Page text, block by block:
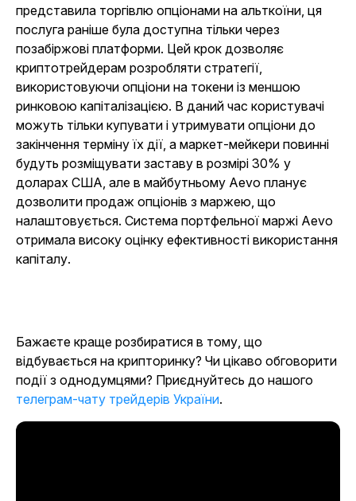
представила торгівлю опціонами на альткоїни, ця
послуга раніше була доступна тільки через
позабіржові платформи. Цей крок дозволяє
криптотрейдерам розробляти стратегії,
використовуючи опціони на токени із меншою
ринковою капіталізацією. В даний час користувачі
можуть тільки купувати і утримувати опціони до
закінчення терміну їх дії, а маркет-мейкери повинні
будуть розміщувати заставу в розмірі 30% у
доларах США, але в майбутньому Aevo планує
дозволити продаж опціонів з маржею, що
налаштовується. Система портфельної маржі Aevo
отримала високу оцінку ефективності використання
капіталу.
Бажаєте краще розбиратися в тому, що
відбувається на крипторинку? Чи цікаво обговорити
події з однодумцями? Приєднуйтесь до нашого
телеграм-чату трейдерів України.